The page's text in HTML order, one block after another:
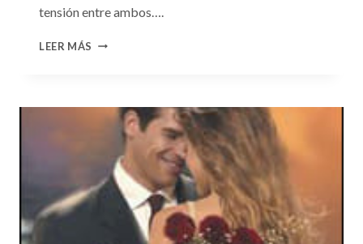
tensión entre ambos….
LEER MÁS CONSULTA